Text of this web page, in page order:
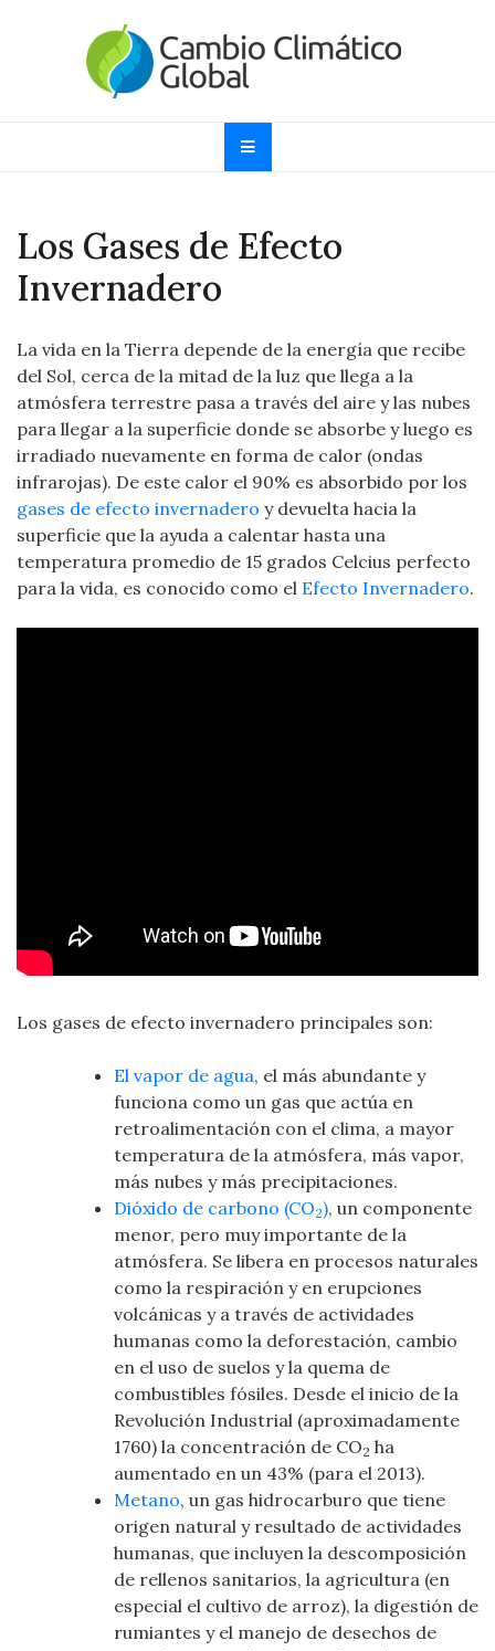
Cambio Climático
Global
Climático y Efecto Invernadero desde 1997
Los Gases de Efecto
Invernadero
La vida en la Tierra depende de la energía que recibe
del Sol, cerca de la mitad de la luz que llega a la
atmósfera terrestre pasa a través del aire y las nubes
para llegar a la superficie donde se absorbe y luego es
irradiado nuevamente en forma de calor (ondas
infrarojas). De este calor el 90% es absorbido por los
gases de efecto invernadero y devuelta hacia la
superficie que la ayuda a calentar hasta una
temperatura promedio de 15 grados Celcius perfecto
para la vida, es conocido como el Efecto Invernadero.
Los gases de efecto invernadero principales son:
El vapor de agua, el más abundante y
funciona como un gas que actúa en
retroalimentación con el clima, a mayor
temperatura de la atmósfera, más vapor,
más nubes y más precipitaciones.
Dióxido de carbono (CO2), un componente
menor, pero muy importante de la
atmósfera. Se libera en procesos naturales
como la respiración y en erupciones
volcánicas y a través de actividades
humanas como la deforestación, cambio
en el uso de suelos y la quema de
combustibles fósiles. Desde el inicio de la
Revolución Industrial (aproximadamente
1760) la concentración de CO2 ha
aumentado en un 43% (para el 2013).
Metano, un gas hidrocarburo que tiene
origen natural y resultado de actividades
humanas, que incluyen la descomposición
de rellenos sanitarios, la agricultura (en
especial el cultivo de arroz), la digestión de
rumiantes y el manejo de desechos de